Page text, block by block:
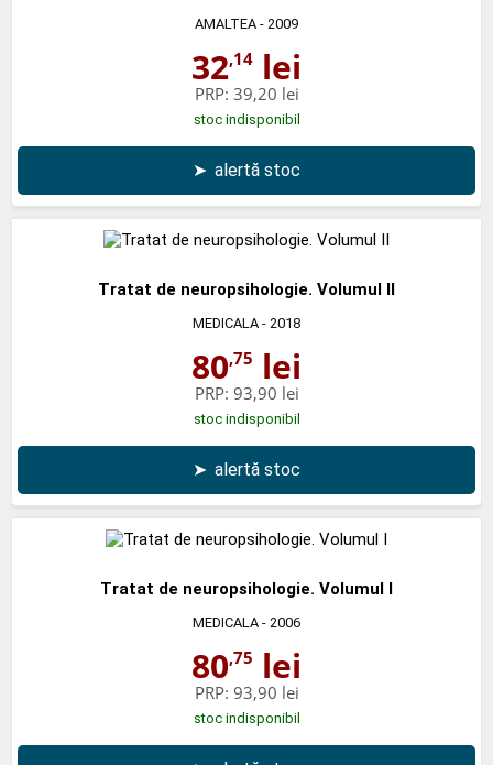
AMALTEA - 2009
32,14 lei
PRP: 39,20 lei
stoc indisponibil
➤ alertă stoc
Tratat de neuropsihologie. Volumul II
MEDICALA - 2018
80,75 lei
PRP: 93,90 lei
stoc indisponibil
➤ alertă stoc
Tratat de neuropsihologie. Volumul I
MEDICALA - 2006
80,75 lei
PRP: 93,90 lei
stoc indisponibil